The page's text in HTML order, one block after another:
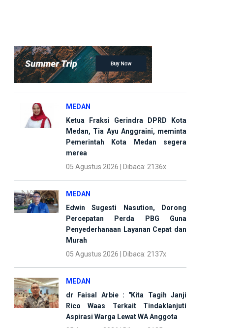
MEDAN
Ketua Fraksi Gerindra DPRD Kota
Medan, Tia Ayu Anggraini, meminta
Pemerintah Kota Medan segera
merea
05 Agustus 2026 | Dibaca: 2136x
MEDAN
Edwin Sugesti Nasution, Dorong
Percepatan Perda PBG Guna
Penyederhanaan Layanan Cepat dan
Murah
05 Agustus 2026 | Dibaca: 2137x
MEDAN
dr Faisal Arbie : "Kita Tagih Janji
Rico Waas Terkait Tindaklanjuti
Aspirasi Warga Lewat WA Anggota